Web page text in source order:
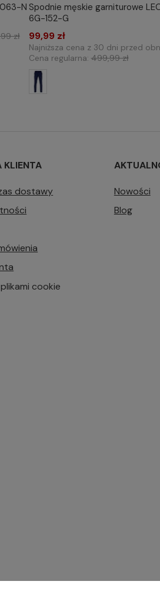
N
zł
WYBIERZ ROZMIAR DO
Spodnie męskie garniturowe
6G-152-G
99,99 zł
Najniższa cena z 30 dni przed
Cena regularna:499,99 zł
KLIENTA
dostawy
cookie
Nowości
Blog